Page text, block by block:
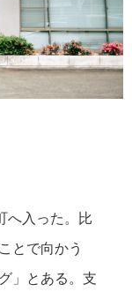
へ入った。比
とで向かう
」とある。支